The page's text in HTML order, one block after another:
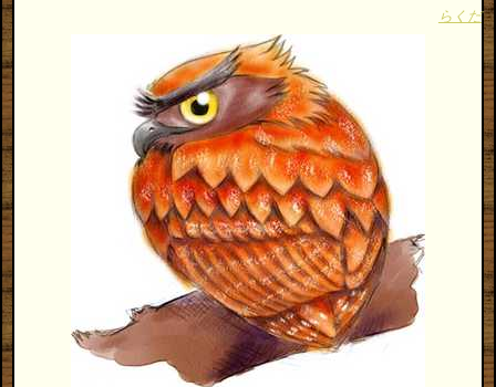
らくだ